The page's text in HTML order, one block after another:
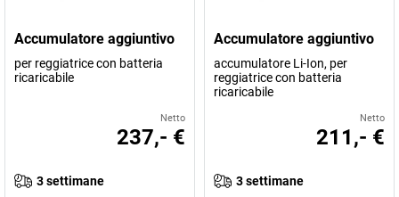
Accumulatore aggiuntivo
per reggiatrice con batteria
ricaricabile
Netto
237,- €
3 settimane
Accumulatore aggiuntivo
accumulatore Li-Ion, per
reggiatrice con batteria
ricaricabile
Netto
211,- €
3 settimane